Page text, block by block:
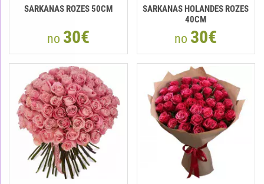
SARKANAS ROZES 50CM
no 30€
SARKANAS HOLANDES ROZES
40CM
no 30€